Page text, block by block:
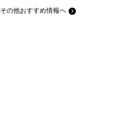
その他おすすめ情報へ